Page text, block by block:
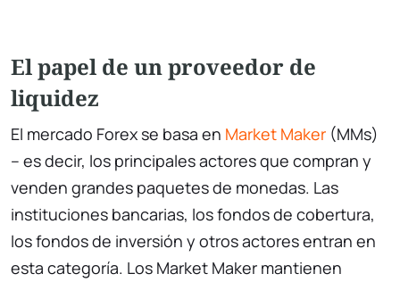
El papel de un proveedor de
liquidez
El mercado Forex se basa en Market Maker (MMs)
– es decir, los principales actores que compran y
venden grandes paquetes de monedas. Las
instituciones bancarias, los fondos de cobertura,
los fondos de inversión y otros actores entran en
esta categoría. Los Market Maker mantienen